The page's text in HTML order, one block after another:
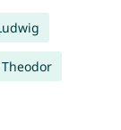
Theodor